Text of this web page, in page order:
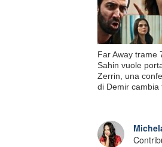
Far Away trame
Sahin vuole
Zerrin, una
di Demir cambia